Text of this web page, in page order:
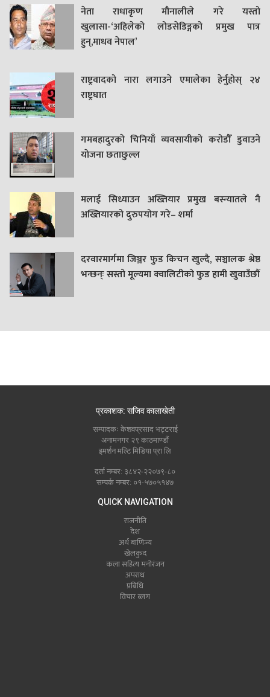
नेता राधाकृण मौनालीले गरे यस्तो
खुलासा-‘अहिलेको लोडसेडिङ्गको प्रमुख पात्र
हुन्,माधव नेपाल’
राष्ट्रवादको नारा लगाउने एमालेका हेर्नुहोस् २४
राष्ट्रघात
गमबहादुरकाे चिनियाँ व्यवसायीको करोडौँ डुवाउने
याेजना छताछुल्ल
मलाई सिध्याउन अख्तियार प्रमुख बस्न्यातले नै
अख्तियारको दुरुपयोग गरे– शर्मा
दरवारमार्गमा जिञ्जर फुड किचन खुल्दै, सञ्चालक श्रेष्ठ
भन्छन्ः सस्तो मूल्यमा क्वालिटीको फुड हामी खुवाउँछौं
प्रकाशक: सजिव कालाखेती
सम्पादकः केशवप्रसाद भट्टराई
अनामनगर २९ काठमाण्डौं
इमर्शन मल्टि मिडिया प्रा लि
दर्ता नम्बर: ३८४२-२२०७९-८०
सम्पर्क नम्बर: ०१-५७०५१४७
QUICK NAVIGATION
राजनीति
देश
अर्थ बाणिज्य
खेलकुद
कला सहित्य मनोरंजन
अपराध
प्रबिधि
विचार ब्लग